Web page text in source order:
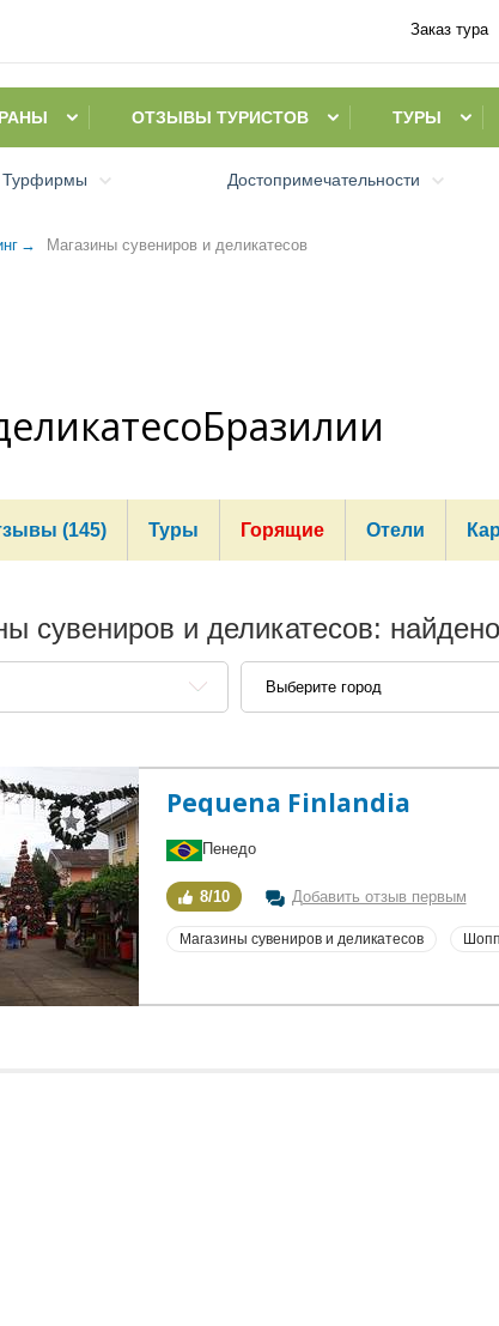
Заказ тура
ОТЗЫВЫ ТУРИСТОВ ТУРЫ
Турфирмы Достопримечательности
Магазины сувениров и деликатесов
(145) Туры Горящие Отели
сувениров и деликатесов:
Выберите город
Pequena Finlandia
Пенедо
8/10 Добавить отзыв первым
Магазины сувениров и деликатесов